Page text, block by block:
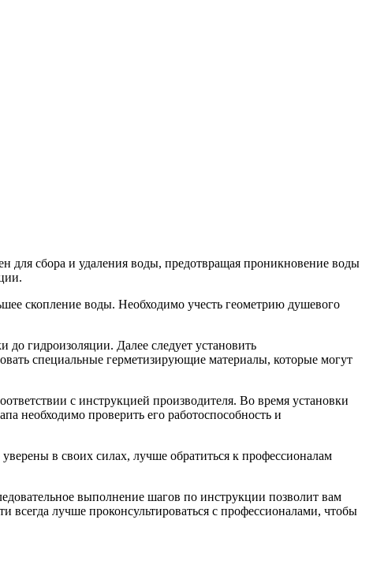
для сбора и удаления воды, предотвращая проникновение воды
скопление воды. Необходимо учесть геометрию душевого
до гидроизоляции. Далее следует установить
специальные герметизирующие материалы, которые могут
с инструкцией производителя. Во время установки
необходимо проверить его работоспособность и
в своих силах, лучше обратиться к профессионалам
выполнение шагов по инструкции позволит вам
лучше проконсультироваться с профессионалами, чтобы